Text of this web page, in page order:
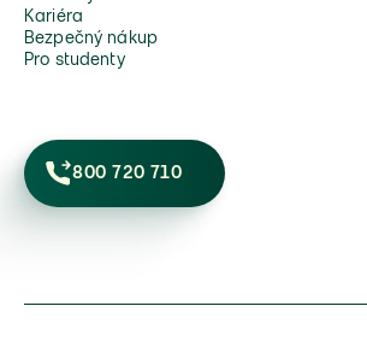
Kariéra
Bezpečný nákup
Pro studenty
800 720 710